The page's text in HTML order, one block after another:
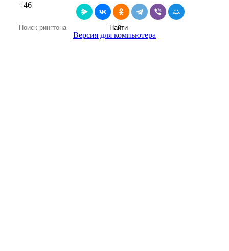
+46
Найти
Версия для компьютера